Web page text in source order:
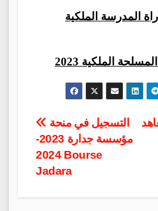
المدرسة الملكية
المسلحة الملكية
Post
navigation
مؤسسة جدارة 2023-
2024 Bourse
Jadara